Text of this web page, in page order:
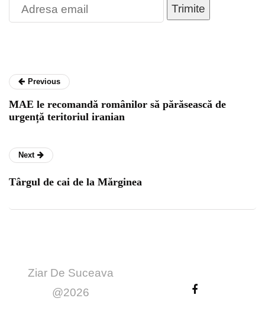
Trimite
Previous
MAE le recomandă românilor să părăsească de
urgență teritoriul iranian
Next
Târgul de cai de la Mărginea
Ziar De Suceava
@2026